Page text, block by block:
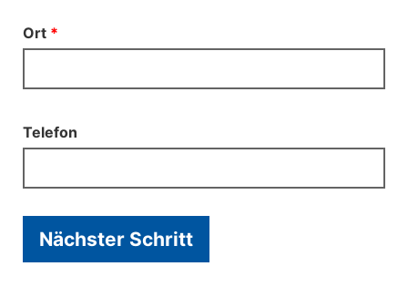
Ort *
Telefon
Nächster Schritt